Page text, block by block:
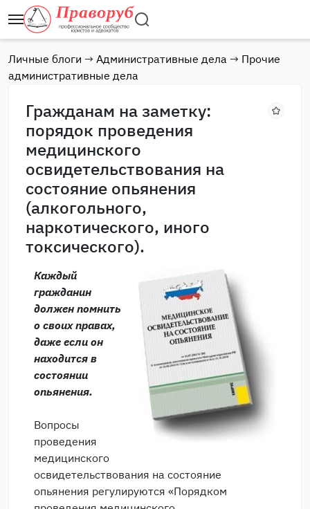
Личные блоги → Административные дела → Прочие
административные дела
Гражданам на заметку:
порядок проведения
медицинского
освидетельствования на
состояние опьянения
(алкогольного,
наркотического, иного
токсического).
Каждый
гражданин
должен помнить
о своих правах,
даже если он
находится в
состоянии
опьянения.
Вопросы
проведения
медицинского
освидетельствования на состояние
опьянения регулируются «Порядком